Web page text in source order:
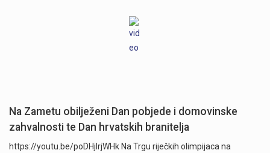
Na Zametu obilježeni Dan pobjede i domovinske
zahvalnosti te Dan hrvatskih branitelja
https://youtu.be/poDHjlrjWHk Na Trgu riječkih olimpijaca na